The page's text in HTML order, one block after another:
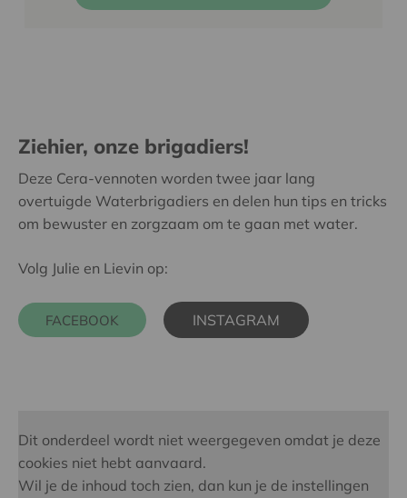
Ziehier, onze brigadiers!
Deze Cera-vennoten worden twee jaar lang
overtuigde Waterbrigadiers en delen hun tips en tricks
om bewuster en zorgzaam om te gaan met water.
Volg Julie en Lievin op:
FACEBOOK INSTAGRAM
Dit onderdeel wordt niet weergegeven omdat je deze
cookies niet hebt aanvaard.
Wil je de inhoud toch zien, dan kun je de instellingen